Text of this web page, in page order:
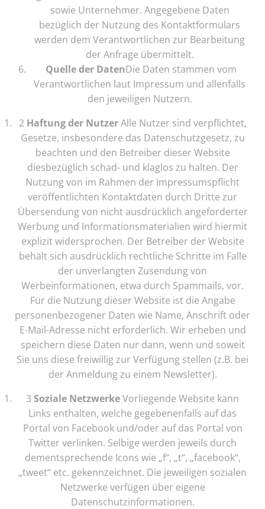
sowie Unternehmer. Angegebene Daten
bezüglich der Nutzung des Kontaktformulars
werden dem Verantwortlichen zur Bearbeitung
der Anfrage übermittelt.
Quelle der DatenDie Daten stammen vom
Verantwortlichen laut Impressum und allenfalls
den jeweiligen Nutzern.
2 Haftung der NutzerAlle Nutzer sind verpflichtet,
Gesetze, insbesondere das Datenschutzgesetz, zu
beachten und den Betreiber dieser Website
diesbezüglich schad- und klaglos zu halten. Der
Nutzung von im Rahmen der Impressumspflicht
veröffentlichten Kontaktdaten durch Dritte zur
Übersendung von nicht ausdrücklich angeforderter
Werbung und Informationsmaterialien wird hiermit
explizit widersprochen. Der Betreiber der Website
behält sich ausdrücklich rechtliche Schritte im Falle
der unverlangten Zusendung von
Werbeinformationen, etwa durch Spammails, vor.
Für die Nutzung dieser Website ist die Angabe
personenbezogener Daten wie Name, Anschrift oder
E-Mail-Adresse nicht erforderlich. Wir erheben und
speichern diese Daten nur dann, wenn und soweit
Sie uns diese freiwillig zur Verfügung stellen (z.B. bei
der Anmeldung zu einem Newsletter).
3 Soziale NetzwerkeVorliegende Website kann
Links enthalten, welche gegebenenfalls auf das
Portal von Facebook und/oder auf das Portal von
Twitter verlinken. Selbige werden jeweils durch
dementsprechende Icons wie „f“, „t“, „facebook“,
„tweet“ etc. gekennzeichnet. Die jeweiligen sozialen
Netzwerke verfügen über eigene
Datenschutzinformationen.